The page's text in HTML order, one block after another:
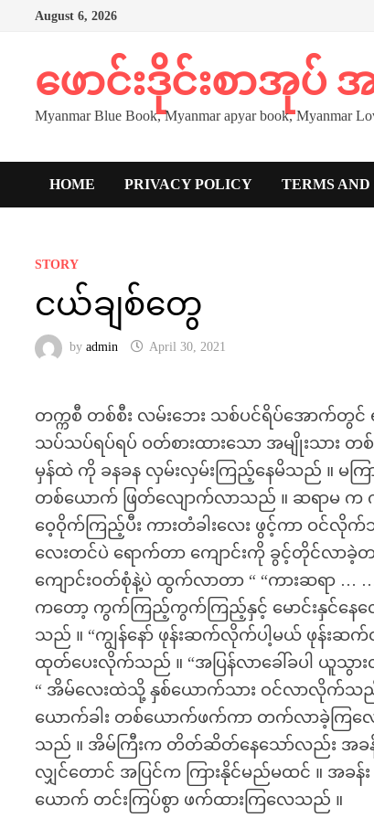
August 6, 2026
ဖောင်းဒိုင်းစာအုပ်
Myanmar Blue Book, Myanmar apyar book, Myanmar
HOME PRIVACY POLICY TERMS
STORY
ငယ်ချစ်တွေ
byadmin April 30, 2021
တက္ကစီ တစ်စီး လမ်းဘေး သစ်ပင်ရိပ်အောက်တွင်
သပ်သပ်ရပ်ရပ် ဝတ်စားထားသော အမျိုးသား
မှန်ထဲ ကို ခနခန လှမ်းလှမ်းကြည့်နေမိသည် ။ မကြ
တစ်ယောက် ဖြတ်လျောက်လာသည် ။ ဆရာမ က က
ဝေ့ဝိုက်ကြည့်ပီး ကားတံခါးလေး ဖွင့်ကာ ဝင်လိုက်သ
လေးတင်ပဲ ရောက်တာ ကျောင်းကို ခွင့်တိုင်လာ
ကျောင်းဝတ်စုံနဲ့ပဲ ထွက်လာတာ “ “ကားဆရာ …
ကတော့ ကွက်ကြည့်ကွက်ကြည့်နှင့် မောင်းနှင်နေလ
သည် ။ “ကျွန်နော် ဖုန်းဆက်လိုက်ပါ့မယ် ဖုန်းဆက်
ထုတ်ပေးလိုက်သည် ။ “အပြန်လာခေါ်ခပါ ယူသွာ
“ အိမ်လေးထဲသို့ နှစ်ယောက်သား ဝင်လာလိုက်သည်
ယောက်ခါး တစ်ယောက်ဖက်ကာ တက်လာခဲ့ကြလ
သည် ။ အိမ်ကြီးက တိတ်ဆိတ်နေသော်လည်း အခန်
လျှင်တောင် အပြင်က ကြားနိုင်မည်မထင် ။ အခ
ယောက် တင်းကြပ်စွာ ဖက်ထားကြလေသည် ။